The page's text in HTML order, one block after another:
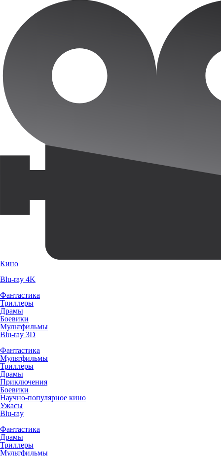
Кино
Blu-ray 4K
Фантастика
Триллеры
Драмы
Боевики
Мультфильмы
Blu-ray 3D
Фантастика
Мультфильмы
Триллеры
Драмы
Приключения
Боевики
Научно-популярное кино
Ужасы
Blu-ray
Фантастика
Драмы
Триллеры
Мультфильмы